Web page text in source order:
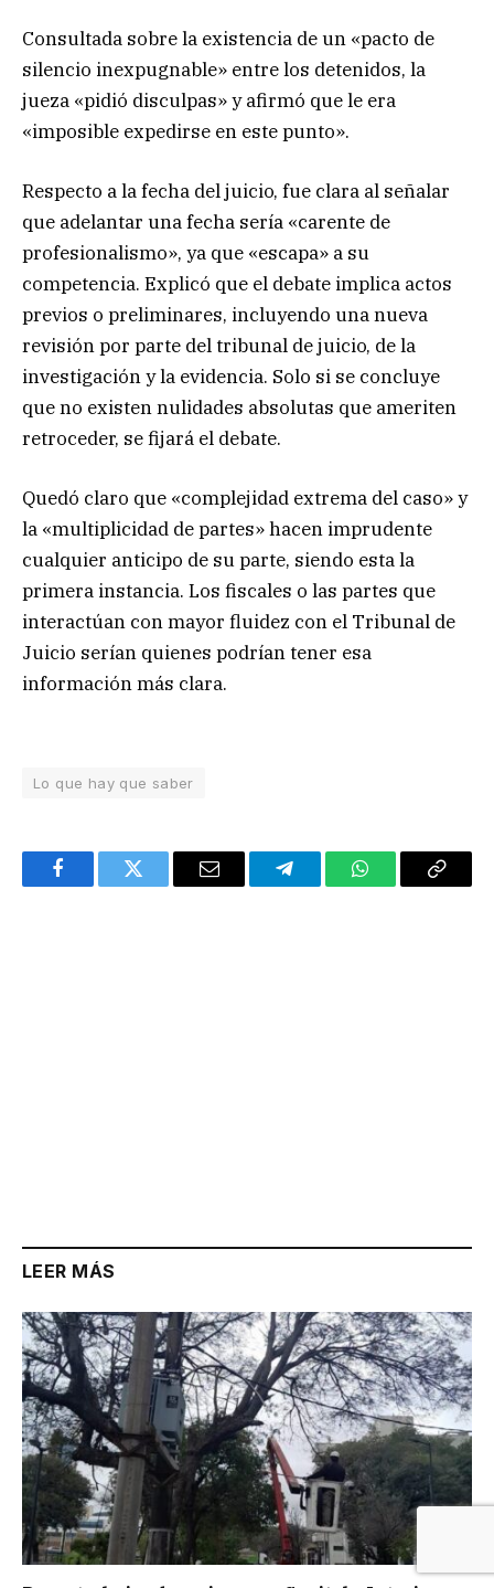
Consultada sobre la existencia de un «pacto de
silencio inexpugnable» entre los detenidos, la
jueza «pidió disculpas» y afirmó que le era
«imposible expedirse en este punto».
Respecto a la fecha del juicio, fue clara al señalar
que adelantar una fecha sería «carente de
profesionalismo», ya que «escapa» a su
competencia. Explicó que el debate implica actos
previos o preliminares, incluyendo una nueva
revisión por parte del tribunal de juicio, de la
investigación y la evidencia. Solo si se concluye
que no existen nulidades absolutas que ameriten
retroceder, se fijará el debate.
Quedó claro que «complejidad extrema del caso» y
la «multiplicidad de partes» hacen imprudente
cualquier anticipo de su parte, siendo esta la
primera instancia. Los fiscales o las partes que
interactúan con mayor fluidez con el Tribunal de
Juicio serían quienes podrían tener esa
información más clara.
Lo que hay que saber
FacebookTwitter Email TelegramWhatsAppCopy
LEER MÁS